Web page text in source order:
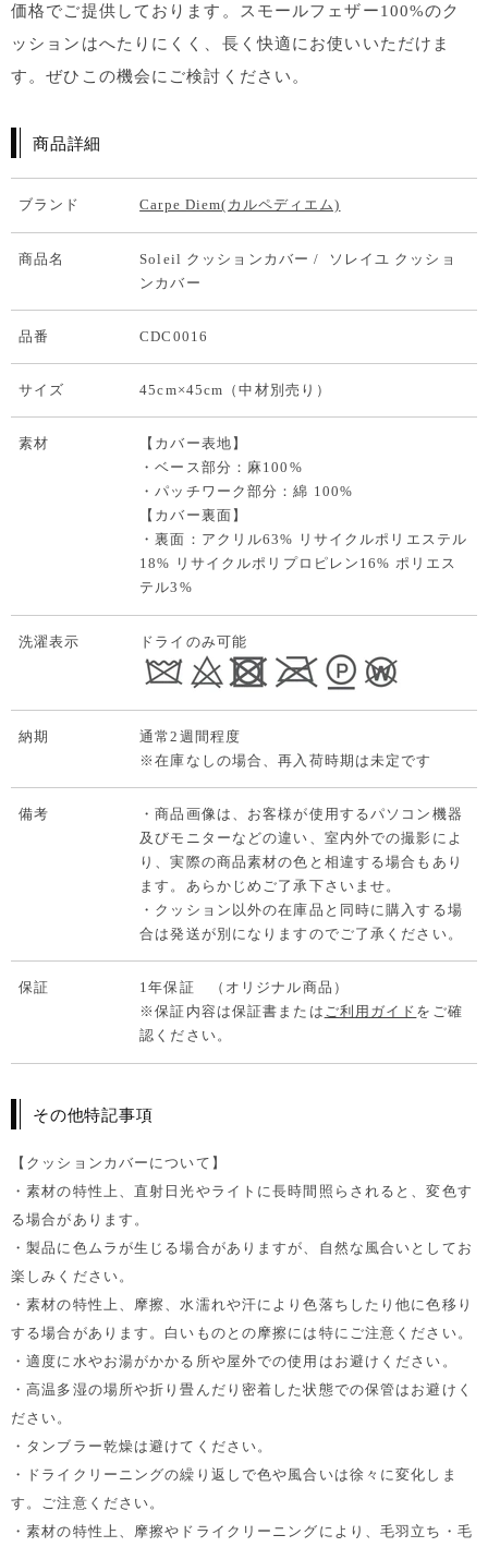
価格でご提供しております。スモールフェザー100%のク
ッションはへたりにくく、長く快適にお使いいただけま
す。ぜひこの機会にご検討ください。
商品詳細
ブランド Carpe Diem(カルペディエム)
商品名
Soleil クッションカバー / ソレイユ クッショ
ンカバー
品番 CDC0016
サイズ 45cm×45cm（中材別売り）
素材
【カバー表地】
・ベース部分：麻100%
・パッチワーク部分：綿 100%
【カバー裏面】
・裏面：アクリル63% リサイクルポリエステル
18% リサイクルポリプロピレン16% ポリエス
テル3%
洗濯表示 ドライのみ可能
納期
通常2週間程度
※在庫なしの場合、再入荷時期は未定です
備考
・商品画像は、お客様が使用するパソコン機器
及びモニターなどの違い、室内外での撮影によ
り、実際の商品素材の色と相違する場合もあり
ます。あらかじめご了承下さいませ。
・クッション以外の在庫品と同時に購入する場
合は発送が別になりますのでご了承ください。
保証
1年保証 （オリジナル商品）
※保証内容は保証書または ご利用ガイド をご確
認ください。
その他特記事項
【クッションカバーについて】
・素材の特性上、直射日光やライトに長時間照らされると、変色す
る場合があります。
・製品に色ムラが生じる場合がありますが、自然な風合いとしてお
楽しみください。
・素材の特性上、摩擦、水濡れや汗により色落ちしたり他に色移り
する場合があります。白いものとの摩擦には特にご注意ください。
・適度に水やお湯がかかる所や屋外での使用はお避けください。
・高温多湿の場所や折り畳んだり密着した状態での保管はお避けく
ださい。
・タンブラー乾燥は避けてください。
・ドライクリーニングの繰り返しで色や風合いは徐々に変化しま
す。ご注意ください。
・素材の特性上、摩擦やドライクリーニングにより、毛羽立ち・毛